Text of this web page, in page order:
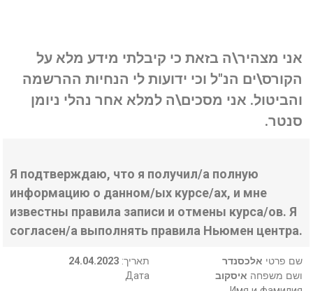
אני מצהיר\ה בזאת כי קיבלתי מידע מלא על
הקורס\ים הנ"ל וכי ידועות לי הנחיות ההרשמה
והביטול. אני מסכים\ה למלא אחר נהלי ניומן
סנטר.
Я подтверждаю, что я получил/а полную
информацию о данном/ых курсе/ах, и мне
известны правила записи и отмены курса/ов. Я
согласен/а выполнять правила Ньюмен центра.
24.04.2023 :תאריך
Дата
שם פרטי אלכסנדר
ושם משפחה איסקוב